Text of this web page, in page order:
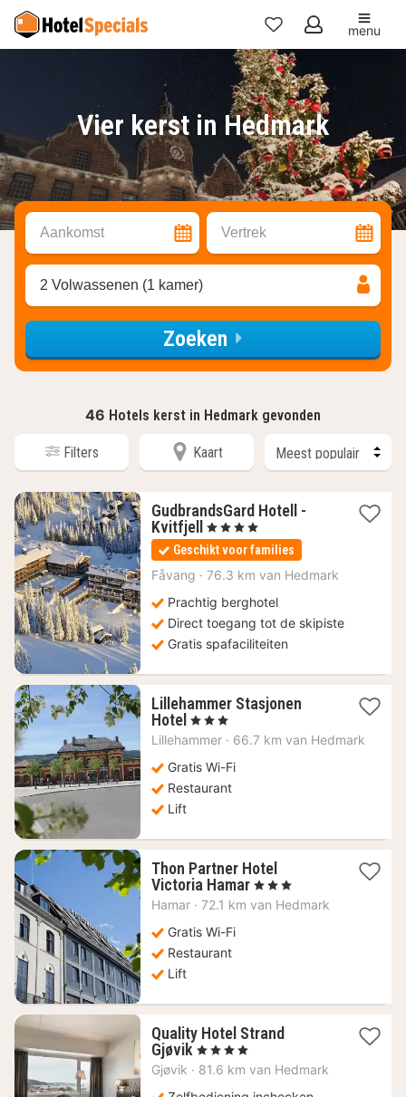
Mijn
favorieten
menu
Vier kerst in Hedmark
Aankomst Vertrek
2 Volwassenen (1 kamer)
Zoeken
46 Hotels kerst in Hedmark gevonden
Filters Kaart
GudbrandsGard Hotell -
Kvitfjell 1
nacht
vanaf
252,82
, 4 Sterren
Geschikt voor families
Fåvang · 76.3 km van Hedmark
Prachtig berghotel
Direct toegang tot de skipiste
Gratis spafaciliteiten
Lillehammer Stasjonen
Hotel 1
nacht
144,74
€
, 3 Sterren
Lillehammer · 66.7 km van Hedmark
Gratis Wi-Fi
Restaurant
Lift
Thon Partner Hotel
Victoria Hamar 1
nacht
, 3 Sterren
Hamar · 72.1 km van Hedmark
Gratis Wi-Fi
Restaurant
Lift
Quality Hotel Strand
Gjøvik 1
nacht
, 4 Sterren
Gjøvik · 81.6 km van Hedmark